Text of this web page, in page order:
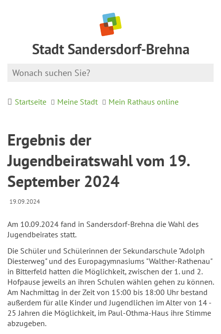
Stadt Sandersdorf-Brehna
Startseite Meine Stadt Mein Rathaus online
Ergebnis der
Jugendbeiratswahl vom 19.
September 2024
19.09.2024
Am 10.09.2024 fand in Sandersdorf-Brehna die Wahl des
Jugendbeirates statt.
Die Schüler und Schülerinnen der Sekundarschule "Adolph
Diesterweg" und des Europagymnasiums "Walther-Rathenau"
in Bitterfeld hatten die Möglichkeit, zwischen der 1. und 2.
Hofpause jeweils an ihren Schulen wählen gehen zu können.
Am Nachmittag in der Zeit von 15:00 bis 18:00 Uhr bestand
außerdem für alle Kinder und Jugendlichen im Alter von 14 -
25 Jahren die Möglichkeit, im Paul-Othma-Haus ihre Stimme
abzugeben.